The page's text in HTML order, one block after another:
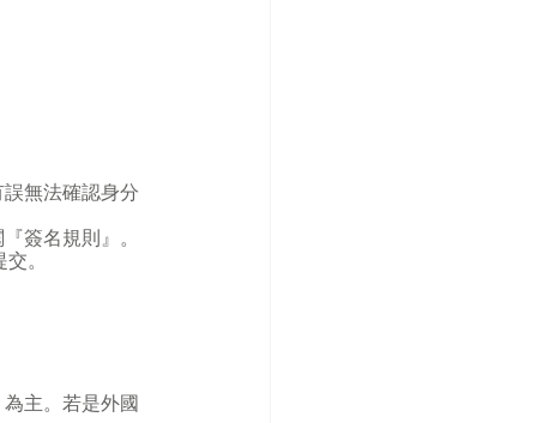
無法確認身分
簽名規則』。
。
主。若是外國